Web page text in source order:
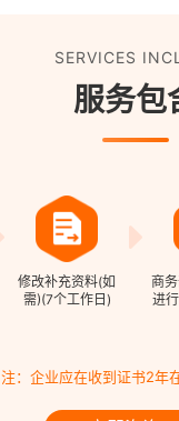
SERVICES
服务包
修改补充资料(如
需)(7个工作日)
商
进
注：企业应在收到证书2年